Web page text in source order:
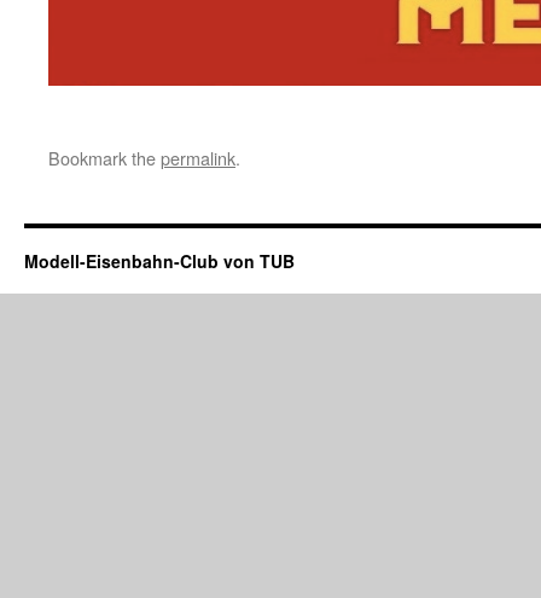
Bookmark thepermalink.
Modell-Eisenbahn-Club von TUB